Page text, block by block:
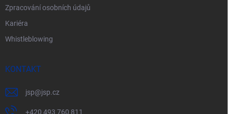
Zpracování osobních údajů
Kariéra
Whistleblowing
KONTAKT
jsp@jsp.cz
+420 493 760 811